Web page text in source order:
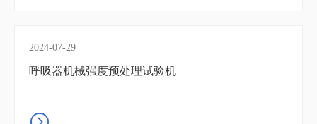
2024-07-29
呼吸器机械强度预处理试验机